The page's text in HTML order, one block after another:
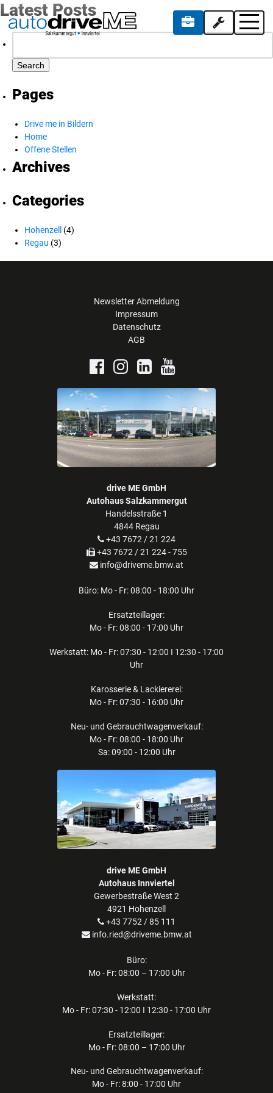
Latest Posts
Pages
Drive me in Bildern
Home
Offene Stellen
Archives
Categories
Hohenzell
(4)
Regau (3)
Newsletter Abmeldung
Impressum
Datenschutz
AGB
drive ME GmbH
Autohaus Salzkammergut
Handelsstraße 1
4844 Regau
+43 7672 / 21 224
+43 7672 / 21 224 - 755
info@driveme.bmw.at
Büro: Mo - Fr: 08:00 - 18:00 Uhr
Ersatzteillager:
Mo - Fr: 08:00 - 17:00 Uhr
Werkstatt: Mo - Fr: 07:30 - 12:00 I 12:30 - 17:00
Uhr
Karosserie & Lackiererei:
Mo - Fr: 07:30 - 16:00 Uhr
Neu- und Gebrauchtwagenverkauf:
Mo - Fr: 08:00 - 18:00 Uhr
Sa: 09:00 - 12:00 Uhr
drive ME GmbH
Autohaus Innviertel
Gewerbestraße West 2
4921 Hohenzell
+43 7752 / 85 111
info.ried@driveme.bmw.at
Büro:
Mo - Fr: 08:00 – 17:00 Uhr
Werkstatt:
Mo - Fr: 07:30 - 12:00 I 12:30 - 17:00 Uhr
Ersatzteillager:
Mo - Fr: 08:00 – 17:00 Uhr
Neu- und Gebrauchtwagenverkauf:
Mo - Fr: 8:00 - 17:00 Uhr